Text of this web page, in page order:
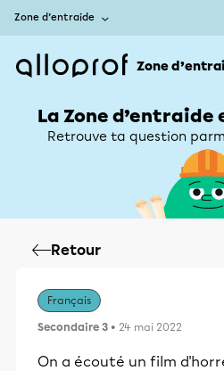
Zone d’entraide
Zone
La Zone
Retrouve ta question
Retour
Français
Secondaire 3 • 24 mai 2022
On a écouté un film